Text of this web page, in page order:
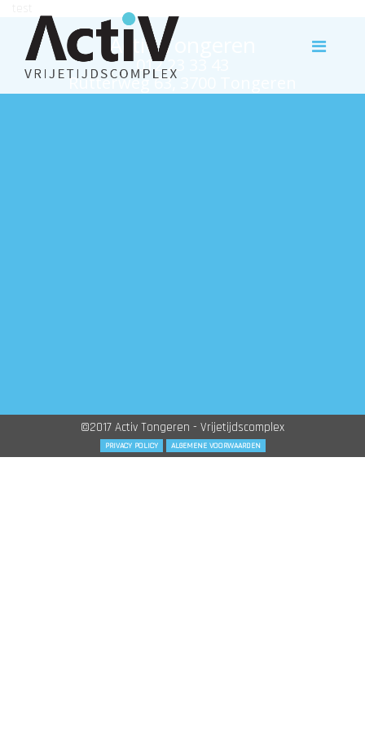
Activ Tongeren
012 23 33 43
Rutterweg 63, 3700 Tongeren
©2017 Activ Tongeren - Vrijetijdscomplex
PRIVACY POLICY ALGEMENE VOORWAARDEN